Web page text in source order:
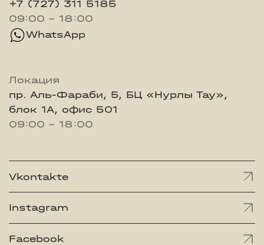
+7 (727) 311 5185
09:00 - 18:00
WhatsApp
Локация
пр. Аль-Фараби, 5, БЦ «Нурлы Тау»,
блок 1А, офис 501
09:00 - 18:00
Vkontakte
Instagram
Facebook